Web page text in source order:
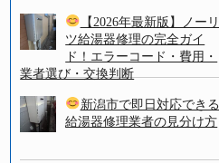
【2026年最新版】ノーリ
ツ給湯器修理の完全ガイ
ド！エラーコード・費用・
業者選び・交換判断
新潟市で即日対応できる
給湯器修理業者の見分け方